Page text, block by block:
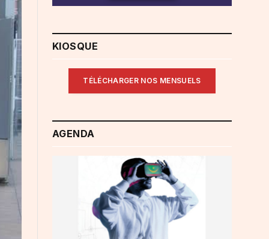
KIOSQUE
TÉLÉCHARGER NOS MENSUELS
AGENDA